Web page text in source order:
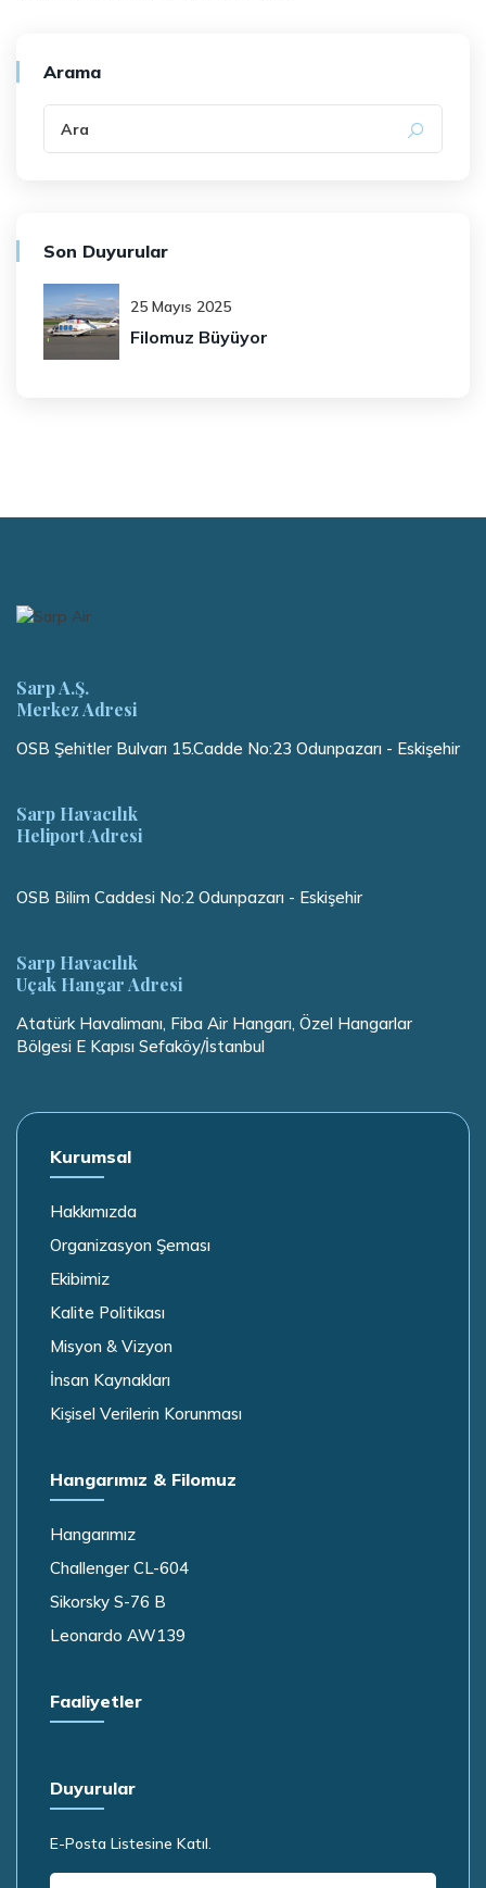
Arama
Son Duyurular
25 Mayıs 2025
Filomuz Büyüyor
Sarp A.Ş.
Merkez Adresi
OSB Şehitler Bulvarı 15.Cadde No:23 Odunpazarı - Eskişehir
Sarp Havacılık
Heliport Adresi
OSB Bilim Caddesi No:2 Odunpazarı - Eskişehir
Sarp Havacılık
Uçak Hangar Adresi
Atatürk Havalimanı, Fiba Air Hangarı, Özel Hangarlar
Bölgesi E Kapısı Sefaköy/İstanbul
Kurumsal
Hakkımızda
Organizasyon Şeması
Ekibimiz
Kalite Politikası
Misyon & Vizyon
İnsan Kaynakları
Kişisel Verilerin Korunması
Hangarımız & Filomuz
Hangarımız
Challenger CL-604
Sikorsky S-76 B
Leonardo AW139
Faaliyetler
Duyurular
E-Posta Listesine Katıl.